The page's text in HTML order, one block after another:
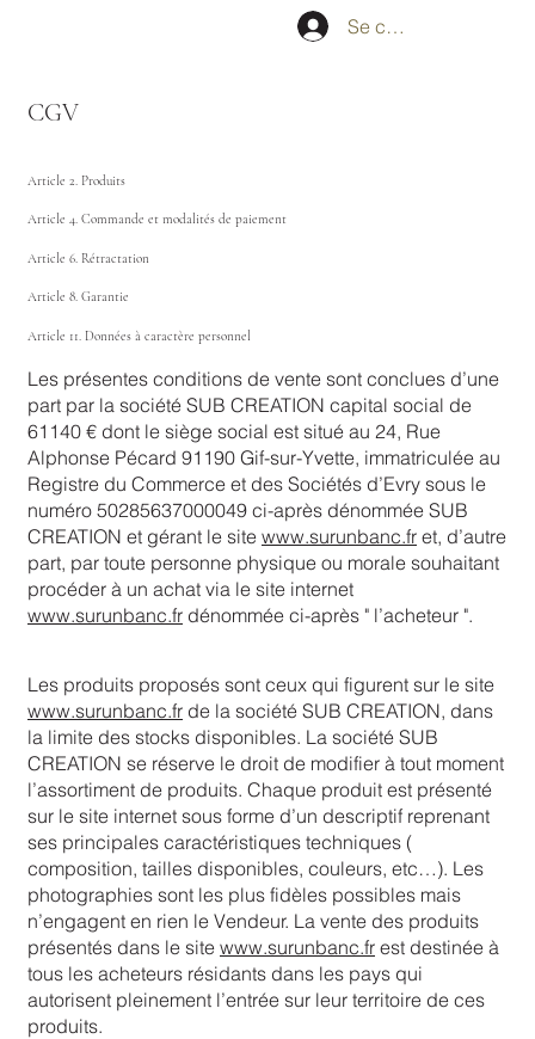
Se connecter
CGV
Les présentes conditions de vente sont conclues d’une
part par la société SUB CREATION capital social de
61140 € dont le siège social est situé au 24, Rue
Alphonse Pécard 91190 Gif-sur-Yvette, immatriculée au
Registre du Commerce et des Sociétés d’Evry sous le
numéro 50285637000049 ci-après dénommée SUB
CREATION et gérant le site www.surunbanc.fr et, d’autre
part, par toute personne physique ou morale souhaitant
procéder à un achat via le site internet
www.surunbanc.fr dénommée ci-après " l’acheteur ".
Article 2. Produits
Les produits proposés sont ceux qui figurent sur le site
www.surunbanc.fr de la société SUB CREATION, dans
la limite des stocks disponibles. La société SUB
CREATION se réserve le droit de modifier à tout moment
l’assortiment de produits. Chaque produit est présenté
sur le site internet sous forme d’un descriptif reprenant
ses principales caractéristiques techniques (
composition, tailles disponibles, couleurs, etc…). Les
photographies sont les plus fidèles possibles mais
n’engagent en rien le Vendeur. La vente des produits
présentés dans le site www.surunbanc.fr est destinée à
tous les acheteurs résidants dans les pays qui
autorisent pleinement l’entrée sur leur territoire de ces
produits.
Article 4. Commande et modalités de paiement
Article 6. Rétractation
Article 8. Garantie
Article 11. Données à caractère personnel